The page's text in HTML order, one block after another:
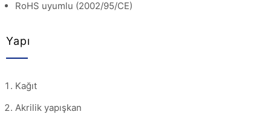
RoHS uyumlu (2002/95/CE)
Yapı
Kağıt
Akrilik yapışkan